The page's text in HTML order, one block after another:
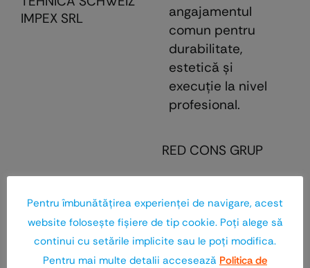
IMPEX SRL
angajamentul
comun pentru
durabilitate,
estetică şi
execuţie la nivel
profesional.
RED CONS GRUP
Pentru îmbunătăţirea experienţei de navigare, acest
website foloseşte fişiere de tip cookie. Poţi alege să
continui cu setările implicite sau le poţi modifica.
Pentru mai multe detalii accesează Politica de